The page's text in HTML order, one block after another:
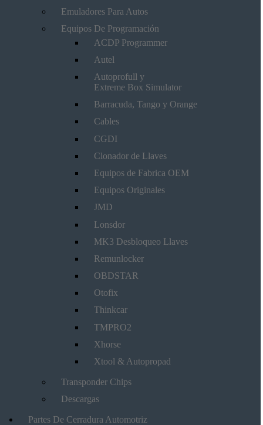
Emuladores Para Autos
Equipos De Programación
ACDP Programmer
Autel
Autoprofull y
Extreme Box Simulator
Barracuda, Tango y Orange
Cables
CGDI
Clonador de Llaves
Equipos de Fabrica OEM
Equipos Originales
JMD
Lonsdor
MK3 Desbloqueo Llaves
Remunlocker
OBDSTAR
Otofix
Thinkcar
TMPRO2
Xhorse
Xtool & Autopropad
Transponder Chips
Descargas
Partes De Cerradura Automotriz